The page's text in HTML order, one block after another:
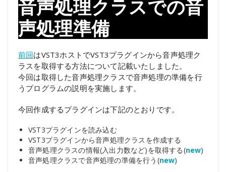
音声処理クラスでの音
声処理準備
前回はVST3ホストでVST3プラグインから音声処理ク
ラスを取得する方法について記載いたしました。
今回は取得した音声処理クラスで音声処理の準備を行
うプログラムの説明を実施します。
今回作成するプラグインは下記のとおりです。
VST3プラグインを読み込む
VST3プラグインから音声処理クラスを作成する
音声処理クラスの情報(入出力数など)を取得する(new)
音声処理クラスで音声処理の準備を行う(new)